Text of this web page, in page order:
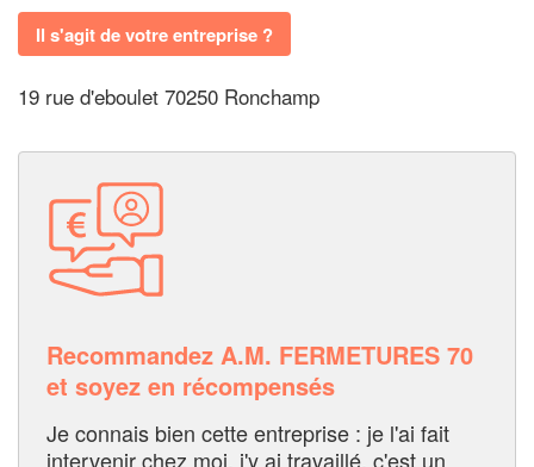
Il s'agit de votre entreprise ?
19 rue d'eboulet 70250 Ronchamp
Recommandez A.M. FERMETURES 70
et soyez en récompensés
Je connais bien cette entreprise : je l'ai fait
intervenir chez moi, j'y ai travaillé, c'est un